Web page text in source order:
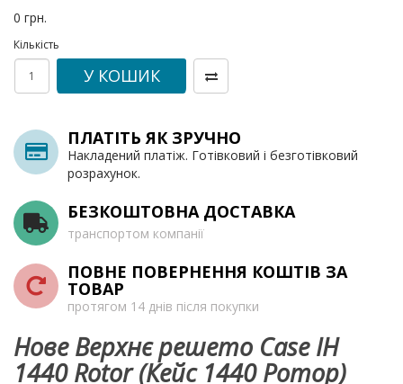
0 грн.
Кількість
У КОШИК
ПЛАТІТЬ ЯК ЗРУЧНО
Накладений платіж. Готівковий і безготівковий
розрахунок.
БЕЗКОШТОВНА ДОСТАВКА
транспортом компанії
ПОВНЕ ПОВЕРНЕННЯ КОШТІВ ЗА
ТОВАР
протягом 14 днів після покупки
Нове Верхнє решето Case IH
1440 Rotor (Кейс 1440 Ротор)